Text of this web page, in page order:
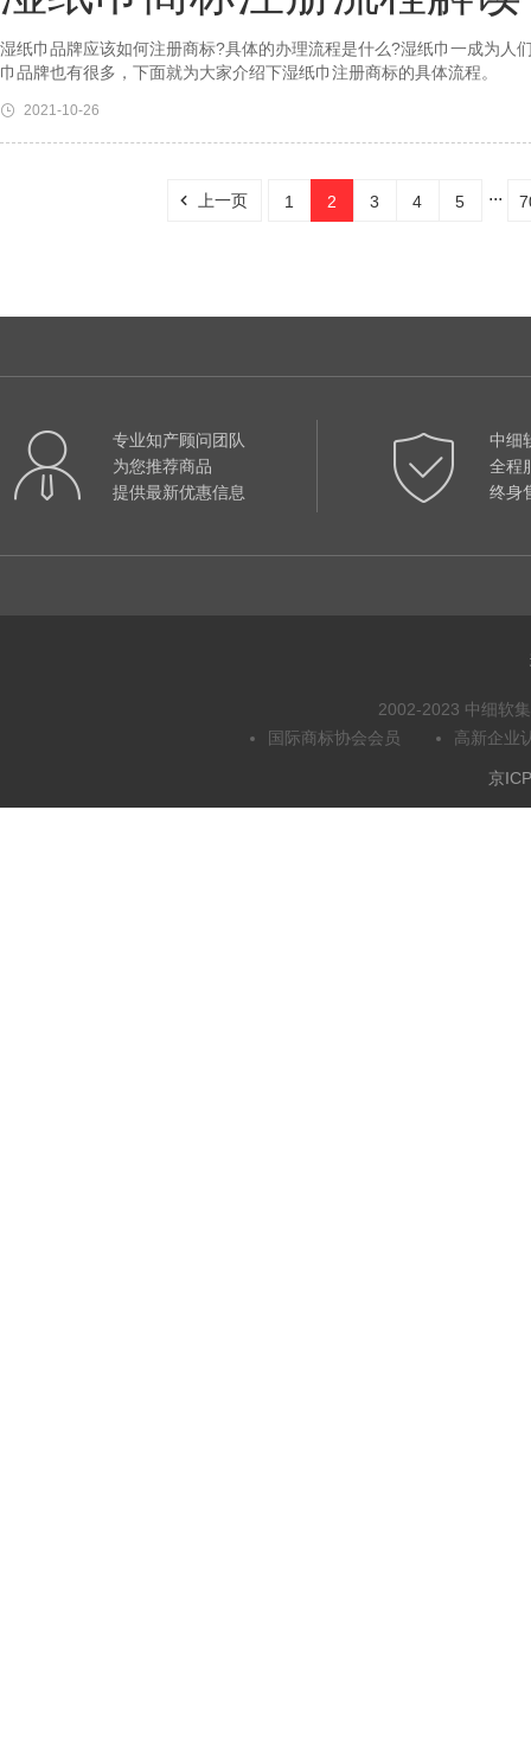
湿纸巾品牌应该如何注册商标?具体的办理流程是什么?湿纸巾一成为
巾品牌也有很多，下面就为大家介绍下湿纸巾注册商标的具体流程。
2021-10-26
上一页 1 2 3 4 5 ...
专业知产顾问团队
为您推荐商品
提供最新优惠信息
中细
全程
终身
2002-2023 中细软
国际商标协会会员
高新企业
京